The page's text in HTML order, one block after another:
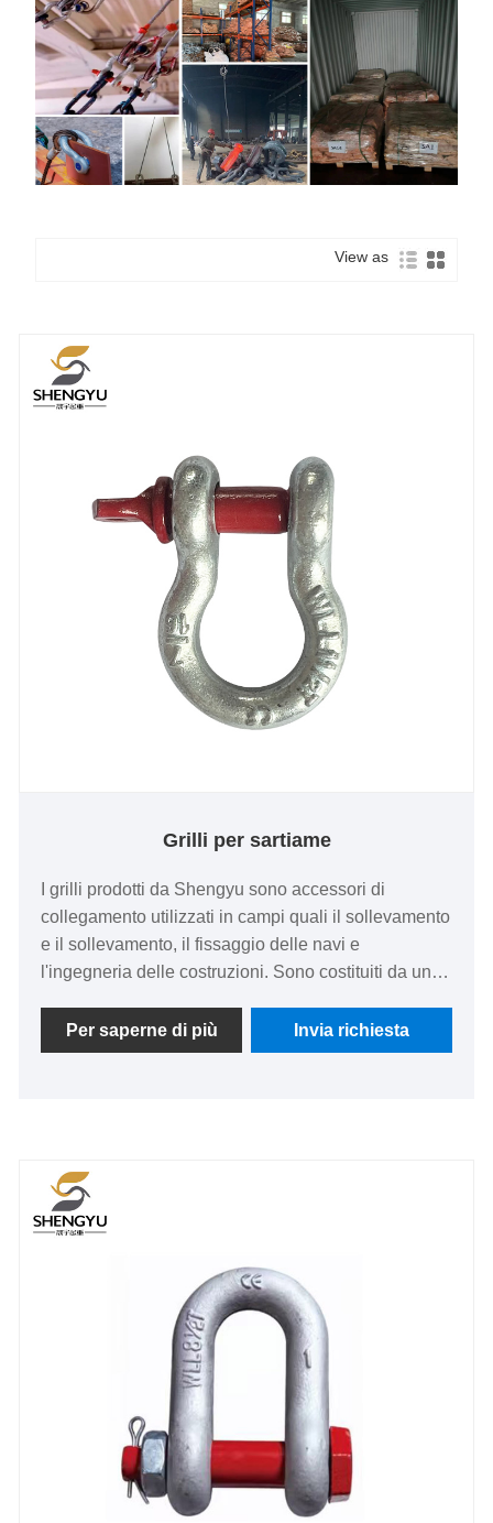
View as
Grilli per sartiame
I grilli prodotti da Shengyu sono accessori di
collegamento utilizzati in campi quali il sollevamento
e il sollevamento, il fissaggio delle navi e
l'ingegneria delle costruzioni. Sono costituiti da un
superato le certificazioni ISO e EU CE, presentano
elevati coefficienti di sicurezza e sono in grado di
Per saperne di più Invia richiesta